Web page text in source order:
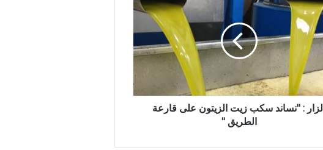
الزار : "نساند سكب زيت الزيتون على قارعة
الطريق "